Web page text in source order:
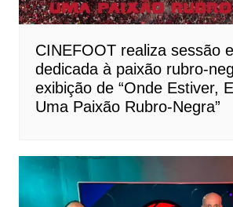
CINEFOOT realiza sessão
dedicada à paixão rubro-
exibição de “Onde Estiver,
Uma Paixão Rubro-Negra”